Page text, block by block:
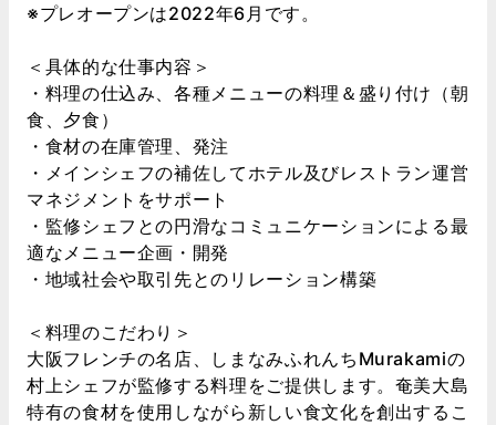
※プレオープンは2022年6月です。
＜具体的な仕事内容＞
・料理の仕込み、各種メニューの料理＆盛り付け（朝
食、夕食）
・食材の在庫管理、発注
・メインシェフの補佐してホテル及びレストラン運営
マネジメントをサポート
・監修シェフとの円滑なコミュニケーションによる最
適なメニュー企画・開発
・地域社会や取引先とのリレーション構築
＜料理のこだわり＞
大阪フレンチの名店、しまなみふれんちMurakamiの
村上シェフが監修する料理をご提供します。奄美大島
特有の食材を使用しながら新しい食文化を創出するこ